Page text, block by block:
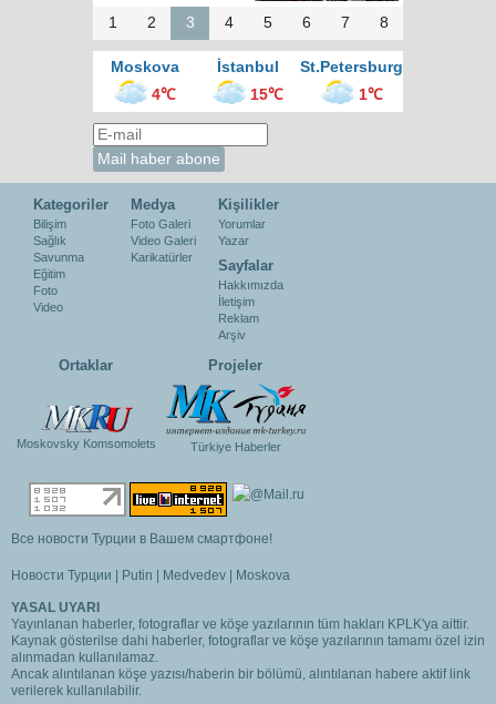
1 2 3 4 5 6 7 8
Moskova İstanbul
St.Petersburg
4℃
15℃ 1℃
Kategoriler
Bilişim
Sağlık
Savunma
Eğitim
Foto
Video
Medya
Foto Galeri
Video Galeri
Karikatürler
Kişilikler
Yorumlar
Yazar
Sayfalar
Hakkımızda
İletişim
Reklam
Arşiv
Ortaklar
Moskovsky Komsomolets
Projeler
Türkiye Haberler
Все новости Турции в Вашем смартфоне!
Новости Турции | Putin | Medvedev | Moskova
YASAL UYARI
Yayınlanan haberler, fotograflar ve köşe yazılarının tüm hakları KPLK'ya aittir.
Kaynak gösterilse dahi haberler, fotograflar ve köşe yazılarının tamamı özel izin
alınmadan kullanılamaz.
Ancak alıntılanan köşe yazısı/haberin bir bölümü, alıntılanan habere aktif link
verilerek kullanılabilir.